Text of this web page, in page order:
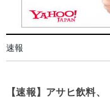
速報
【速報】アサヒ飲料